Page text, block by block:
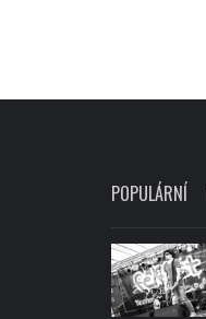
POPULÁRNÍ